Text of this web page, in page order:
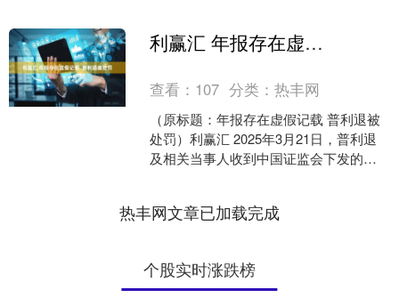
利赢汇 年报存在虚假记载 普利退被处罚
查看： 107 分类：热丰网
（原标题：年报存在虚假记载 普利退被
处罚）利赢汇 2025年3月21日，普利退
及相关当事人收到中国证监会下发的
热丰网文章已加载完成
个股实时涨跌榜